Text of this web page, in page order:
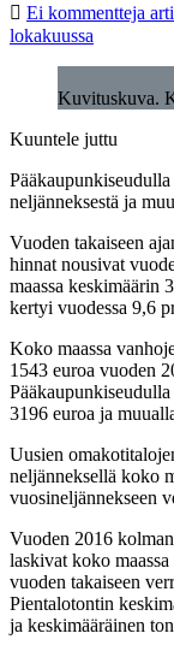
Ei kommentteja
lokakuussa
Kuvituskuva.
Kuuntele juttu
neljänneksestä ja
Vuoden takaiseen
hinnat nousivat
maassa keskimäärin
kertyi vuodessa 9,6
Koko maassa
1543 euroa vuoden
3196 euroa ja
Uusien
neljänneksellä koko
vuosineljännekseen
Vuoden 2016
laskivat koko
vuoden takaiseen
Pientalotontin
ja keskimääräinen